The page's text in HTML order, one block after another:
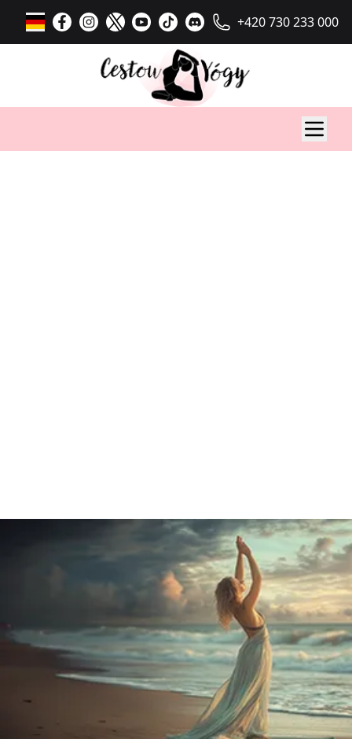
+420 730 233 000